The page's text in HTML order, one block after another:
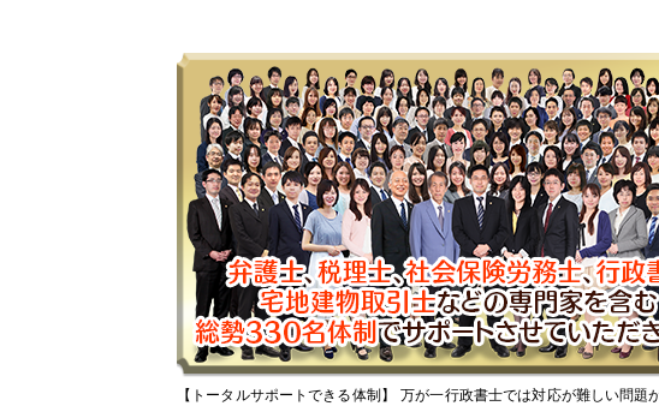
【トータルサポートできる体制】
万が一行政書士では対応が難しい問題